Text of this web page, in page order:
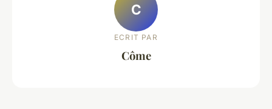
C
ECRIT PAR
Côme